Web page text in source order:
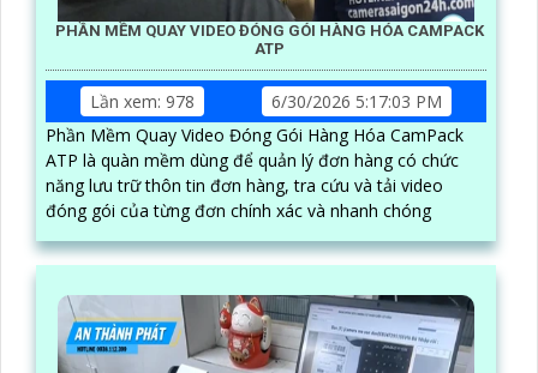
PHẦN MỀM QUAY VIDEO ĐÓNG GÓI HÀNG HÓA CAMPACK
ATP
Lần xem: 978
6/30/2026 5:17:03 PM
Phần Mềm Quay Video Đóng Gói Hàng Hóa CamPack
ATP là quàn mềm dùng để quản lý đơn hàng có chức
năng lưu trữ thôn tin đơn hàng, tra cứu và tải video
đóng gói của từng đơn chính xác và nhanh chóng